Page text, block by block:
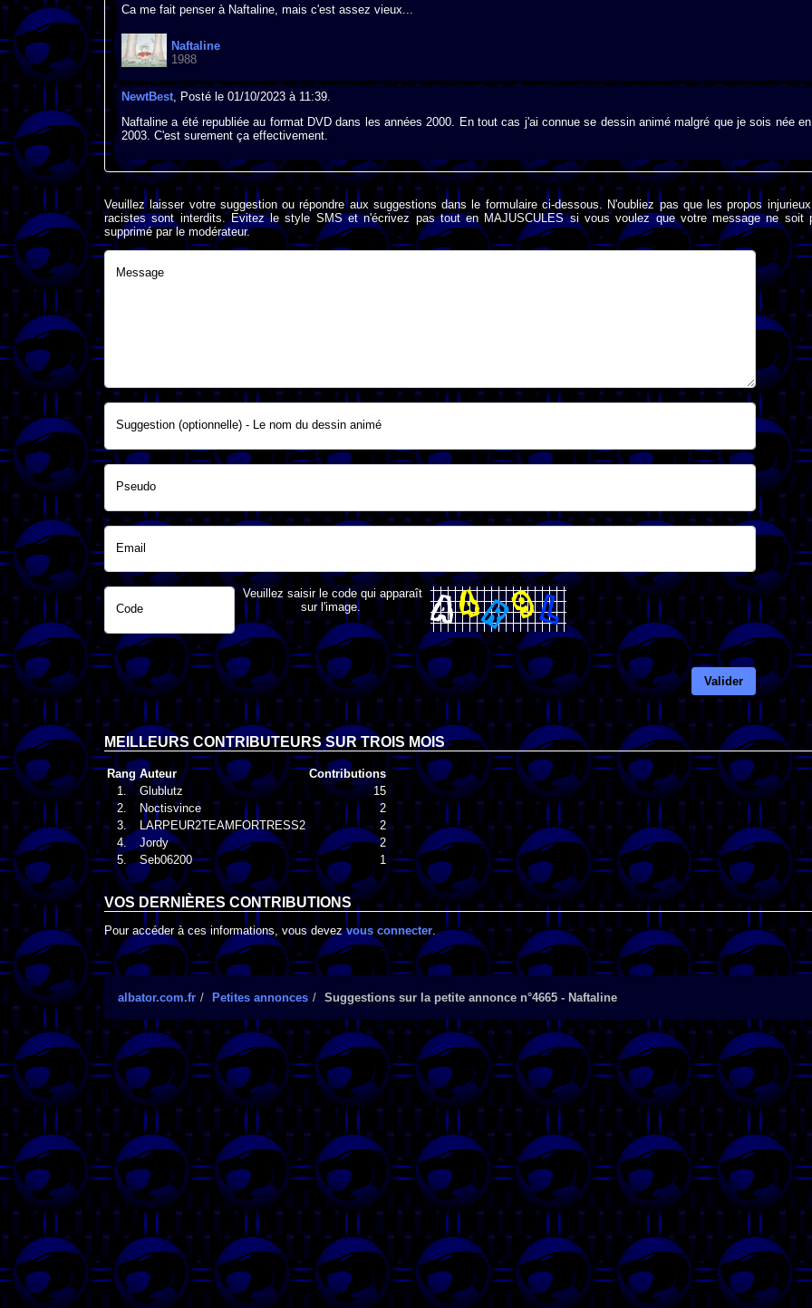
Ca me fait penser à Naftaline, mais c'est assez vieux...
Naftaline
1988
NewtBest, Posté le 01/10/2023 à 11:39.
Naftaline a été republiée au format DVD dans les années 2000. En tout cas j'ai connue se dessin animé malgré que je sois née en
2003. C'est surement ça effectivement.
Veuillez laisser votre suggestion ou répondre aux suggestions dans le formulaire ci-dessous. N'oubliez pas que les propos
racistes sont interdits. Evitez le style SMS et n'écrivez pas tout en MAJUSCULES si vous voulez que votre message ne soit
supprimé par le modérateur.
Message
Suggestion (optionnelle) - Le nom du dessin animé
Pseudo
Email
Code
Veuillez saisir le code qui apparaît
sur l'image.
Valider
MEILLEURS CONTRIBUTEURS SUR TROIS MOIS
Rang Auteur
Contributions
1.
Glublutz
15
2.
Noctisvince
2
3.
LARPEUR2TEAMFORTRESS2
2
4.
Jordy
2
5.
Seb06200 1
VOS DERNIÈRES CONTRIBUTIONS
Pour accéder à ces informations, vous devezvous connecter.
albator.com.fr Petites annonces Suggestions sur la petite annonce n°4665 - Naftaline